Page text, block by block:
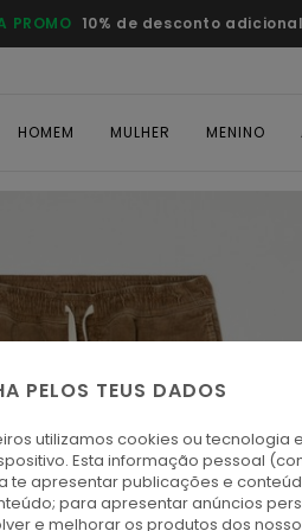
PROMO 10% de desconto
HOMEM MULHER MENINO
PELOS TEUS DADOS
utilizamos cookies ou
Esta informação pessoal
te apresentar publicações e
para apresentar anúncios
e melhorar os produtos dos